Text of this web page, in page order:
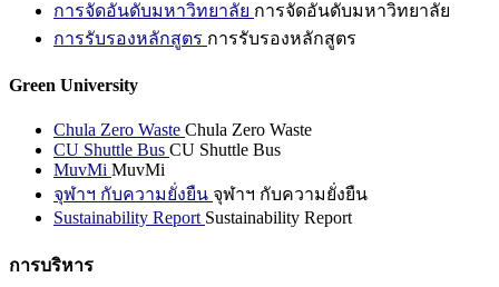
การจัดอันดับมหาวิทยาลัย การจัดอันดับมหาวิทยาลัย
การรับรองหลักสูตร การรับรองหลักสูตร
Green University
Chula Zero Waste Chula Zero Waste
CU Shuttle Bus CU Shuttle Bus
MuvMi MuvMi
จุฬาฯ กับความยั่งยืน จุฬาฯ กับความยั่งยืน
Sustainability Report Sustainability Report
การบริหาร